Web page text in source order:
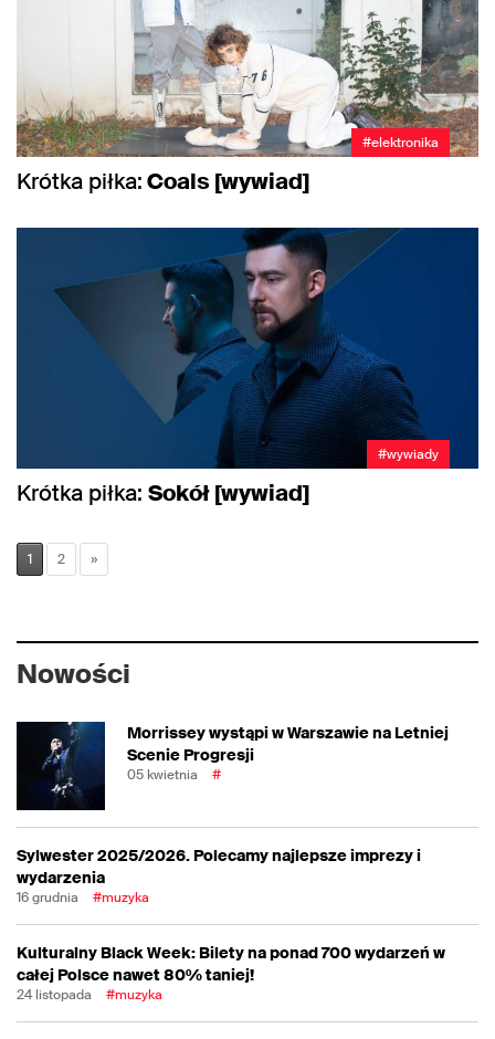
#elektronika
Krótka piłka:Coals [wywiad]
#wywiady
Krótka piłka: Sokół [wywiad]
1 2 »
Nowości
Morrissey wystąpi w Warszawie na Letniej
Scenie Progresji
05 kwietnia #
Sylwester 2025/2026. Polecamy najlepsze imprezy i
wydarzenia
16 grudnia #muzyka
Kulturalny Black Week: Bilety na ponad 700 wydarzeń w
całej Polsce nawet 80% taniej!
24 listopada #muzyka